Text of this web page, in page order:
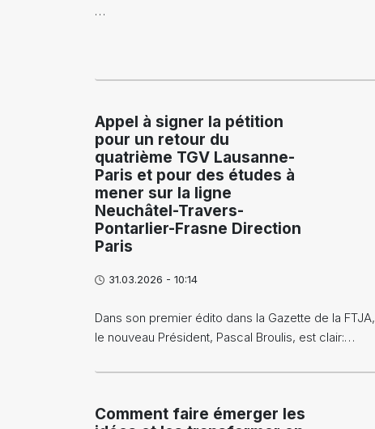
…
Appel à signer la pétition
pour un retour du
quatrième TGV Lausanne-
Paris et pour des études à
mener sur la ligne
Neuchâtel-Travers-
Pontarlier-Frasne Direction
Paris
31.03.2026 - 10:14
Dans son premier édito dans la Gazette de la FTJA,
le nouveau Président, Pascal Broulis, est clair:…
Comment faire émerger les